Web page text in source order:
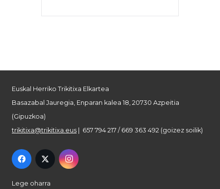
Euskal Herriko Trikitixa Elkartea
Basazabal Jauregia, Enparan kalea 18, 20730 Azpeitia
(Gipuzkoa)
trikitixa@trikitixa.eus | 657 794 217 / 669 363 492 (goizez soilik)
Lege oharra